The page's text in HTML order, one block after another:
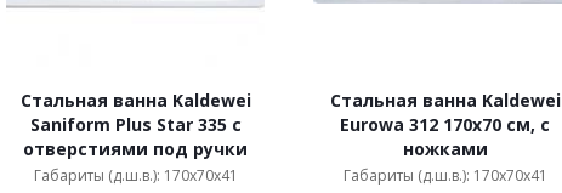
Стальная ванна Kaldewei
Saniform Plus Star 335 с
отверстиями под ручки
Габариты (д.ш.в.): 170x70x41
Стальная ванна Kaldewei
Eurowa 312 170x70 см, с
ножками
Габариты (д.ш.в.): 170x70x41